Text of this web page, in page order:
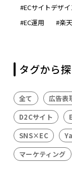
ECサイトデザイ
EC運用
楽
タグから
全て 広告表
D2Cサイト
SNS×EC
マーケティング